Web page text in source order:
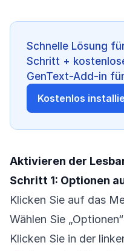
Schnelle Lösung
Schritt +
GenText-Add-in
Kostenlos
Aktivieren der
Schritt 1: Optionen
Klicken Sie auf das
Wählen Sie „Optionen“
Klicken Sie in der